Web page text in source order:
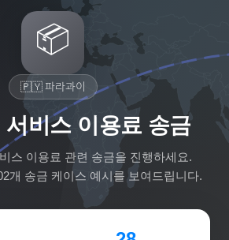
📦
🇵🇾파라과이
서비스 이용료 송금
스 이용료 관련 송금을 진행하세요.
개 송금 케이스 예시를 보여드립니다.